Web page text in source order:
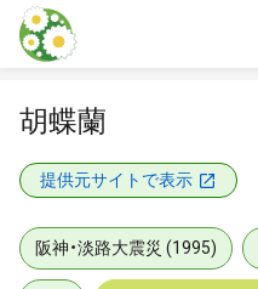
本文に飛ぶ
胡蝶蘭
提供元サイトで表示
阪神・淡路大震災 (1995)